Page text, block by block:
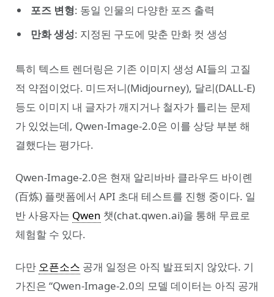
포즈 변형: 동일 인물의 다양한 포즈 출력
만화 생성: 지정된 구도에 맞춘 만화 컷 생성
특히 텍스트 렌더링은 기존 이미지 생성 AI들의 고질
적 약점이었다. 미드저니(Midjourney), 달리(DALL-E)
등도 이미지 내 글자가 깨지거나 철자가 틀리는 문제
가 있었는데, Qwen-Image-2.0은 이를 상당 부분 해
결했다는 평가다.
Qwen-Image-2.0은 현재 알리바바 클라우드 바이롄
(百炼) 플랫폼에서 API 초대 테스트를 진행 중이다. 일
반 사용자는 Qwen 챗(chat.qwen.ai)을 통해 무료로
체험할 수 있다.
다만 오픈소스 공개 일정은 아직 발표되지 않았다. 기
가진은 “Qwen-Image-2.0의 모델 데이터는 아직 공개